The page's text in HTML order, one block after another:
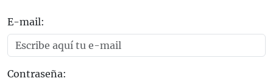
E-mail:
Contraseña: